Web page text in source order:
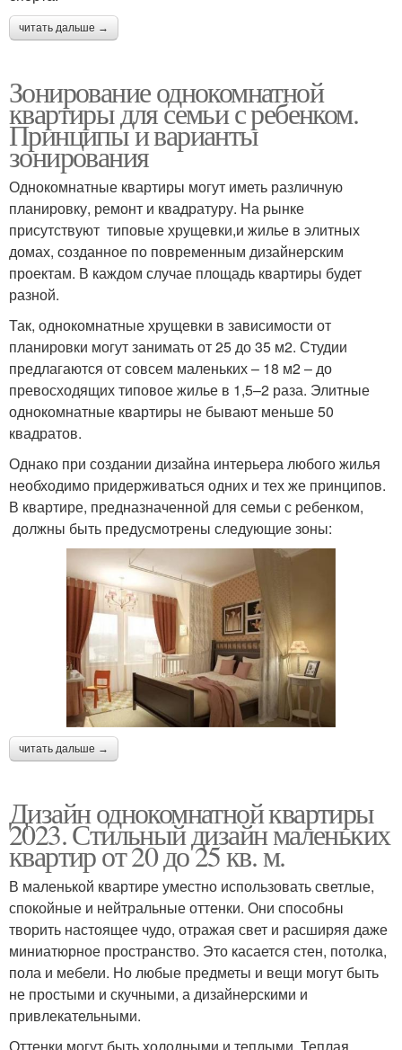
читать дальше →
Зонирование однокомнатной
квартиры для семьи с ребенком.
Принципы и варианты
зонирования
Однокомнатные квартиры могут иметь различную
планировку, ремонт и квадратуру. На рынке
присутствуют типовые хрущевки,и жилье в элитных
домах, созданное по повременным дизайнерским
проектам. В каждом случае площадь квартиры будет
разной.
Так, однокомнатные хрущевки в зависимости от
планировки могут занимать от 25 до 35 м2. Студии
предлагаются от совсем маленьких – 18 м2 – до
превосходящих типовое жилье в 1,5–2 раза. Элитные
однокомнатные квартиры не бывают меньше 50
квадратов.
Однако при создании дизайна интерьера любого жилья
необходимо придерживаться одних и тех же принципов.
В квартире, предназначенной для семьи с ребенком,
должны быть предусмотрены следующие зоны:
читать дальше →
Дизайн однокомнатной квартиры
2023. Стильный дизайн маленьких
квартир от 20 до 25 кв. м.
В маленькой квартире уместно использовать светлые,
спокойные и нейтральные оттенки. Они способны
творить настоящее чудо, отражая свет и расширяя даже
миниатюрное пространство. Это касается стен, потолка,
пола и мебели. Но любые предметы и вещи могут быть
не простыми и скучными, а дизайнерскими и
привлекательными.